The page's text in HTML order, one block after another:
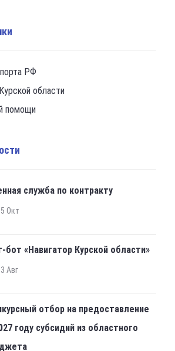
РФ
области
помощи
служба по контракту
Окт
бот «Навигатор Курской области»
Авг
отбор на предоставление
году субсидий из областного